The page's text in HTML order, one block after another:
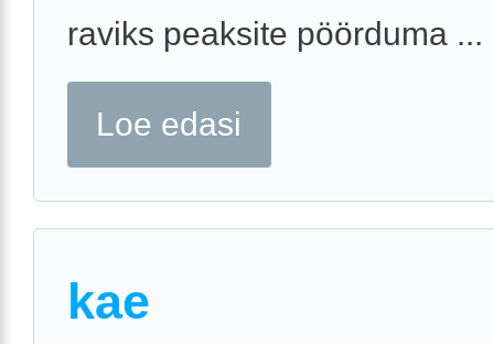
raviks peaksite pöörduma ...
Loe edasi
kae